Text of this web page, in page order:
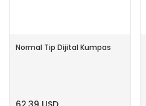
Normal Tip Dijital Kumpas